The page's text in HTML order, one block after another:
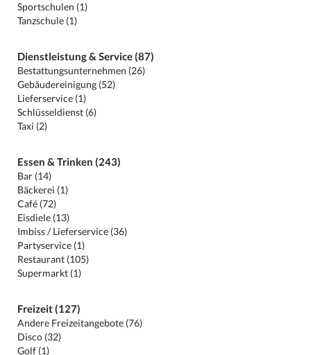
Sportschulen (1)
Tanzschule (1)
Dienstleistung & Service (87)
Bestattungsunternehmen (26)
Gebäudereinigung (52)
Lieferservice (1)
Schlüsseldienst (6)
Taxi (2)
Essen & Trinken (243)
Bar (14)
Bäckerei (1)
Café (72)
Eisdiele (13)
Imbiss / Lieferservice (36)
Partyservice (1)
Restaurant (105)
Supermarkt (1)
Freizeit (127)
Andere Freizeitangebote (76)
Disco (32)
Golf (1)